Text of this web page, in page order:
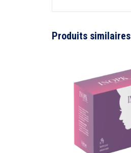
Produits similaires